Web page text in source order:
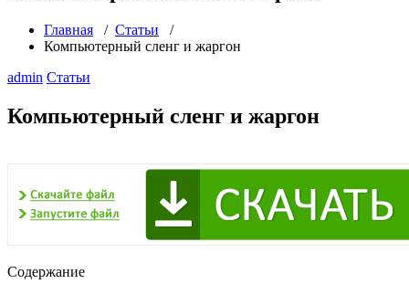
Главная / Статьи /
Компьютерный сленг и жаргон
admin Статьи
Компьютерный сленг и жаргон
Содержание